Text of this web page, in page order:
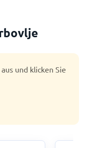
und klicken Sie